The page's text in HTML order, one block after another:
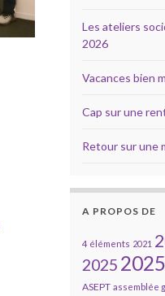
Les ateliers
2026
Vacances bien
Cap sur une
Retour sur une
A PROPOS DE
4 éléments 2021
2025 2025
ASEPT assemblée